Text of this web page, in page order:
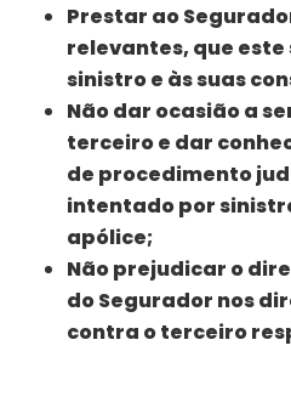
Prestar ao
relevantes, que
sinistro e às suas
Não dar ocasião a
terceiro e dar
de procedimento
intentado por
apólice;
Não prejudicar o
do Segurador nos
contra o terceiro